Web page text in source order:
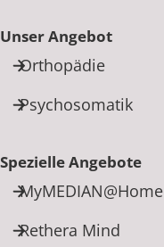
Unser Angebot
Orthopädie
Psychosomatik
Spezielle Angebote
MyMEDIAN@Home
Rethera Mind